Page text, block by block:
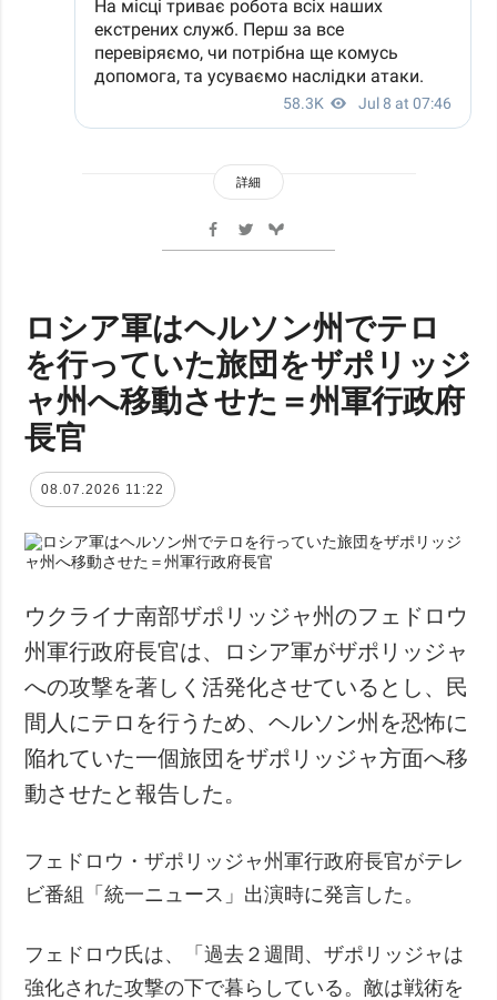
詳細
ロシア軍はヘルソン州でテロ
を行っていた旅団をザポリッジ
ャ州へ移動させた＝州軍行政府
長官
08.07.2026 11:22
ウクライナ南部ザポリッジャ州のフェドロウ
州軍行政府長官は、ロシア軍がザポリッジャ
への攻撃を著しく活発化させているとし、民
間人にテロを行うため、ヘルソン州を恐怖に
陥れていた一個旅団をザポリッジャ方面へ移
動させたと報告した。
フェドロウ・ザポリッジャ州軍行政府長官がテレ
ビ番組「統一ニュース」出演時に発言した。
フェドロウ氏は、「過去２週間、ザポリッジャは
強化された攻撃の下で暮らしている。敵は戦術を